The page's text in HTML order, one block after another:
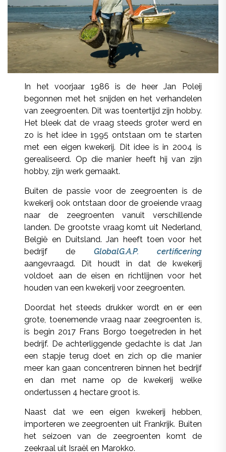
In het voorjaar 1986 is de heer Jan Poleij
begonnen met het snijden en het verhandelen
van zeegroenten. Dit was toentertijd zijn hobby.
Het bleek dat de vraag steeds groter werd en
zo is het idee in 1995 ontstaan om te starten
met een eigen kwekerij. Dit idee is in 2004 is
gerealiseerd. Op die manier heeft hij van zijn
hobby, zijn werk gemaakt.
Buiten de passie voor de zeegroenten is de
kwekerij ook ontstaan door de groeiende vraag
naar de zeegroenten vanuit verschillende
landen. De grootste vraag komt uit Nederland,
België en Duitsland. Jan heeft toen voor het
bedrijf de GlobalG.A.P. certificering
aangevraagd. Dit houdt in dat de kwekerij
voldoet aan de eisen en richtlijnen voor het
houden van een kwekerij voor zeegroenten.
Doordat het steeds drukker wordt en er een
grote, toenemende vraag naar zeegroenten is,
is begin 2017 Frans Borgo toegetreden in het
bedrijf. De achterliggende gedachte is dat Jan
een stapje terug doet en zich op die manier
meer kan gaan concentreren binnen het bedrijf
en dan met name op de kwekerij welke
ondertussen 4 hectare groot is.
Naast dat we een eigen kwekerij hebben,
importeren we zeegroenten uit Frankrijk. Buiten
het seizoen van de zeegroenten komt de
zeekraal uit Israël en Marokko.